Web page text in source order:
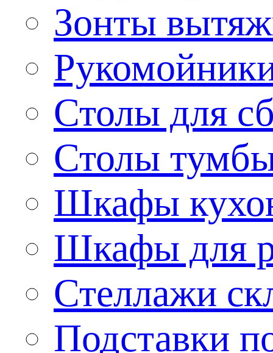
Зонты
Столы для
Столы
Шкафы
Шкафы для
Стеллажи
Подставки